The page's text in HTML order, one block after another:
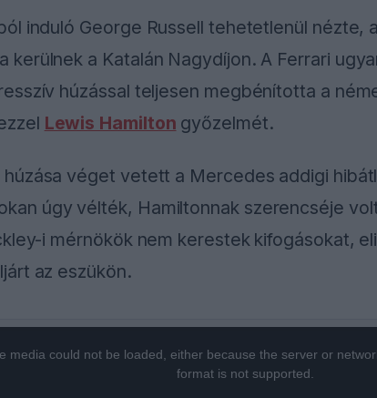
induló George Russell tehetetlenül nézte,
kerülnek a Katalán Nagydíjon. A Ferrari
húzással teljesen megbénította a
Lewis Hamilton győzelmét.
húzása véget vetett a Mercedes addigi
úgy vélték, Hamiltonnak szerencséje
i mérnökök nem kerestek kifogásokat,
az eszükön.
media could not be loaded, either because the server or
format is not supported.